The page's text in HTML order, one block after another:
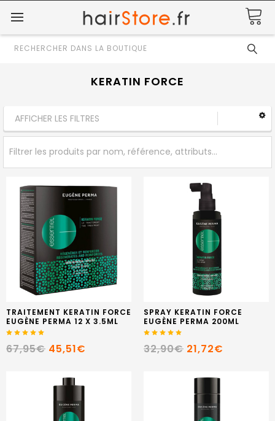
Rechercher
KERATIN FORCE
AFFICHER LES FILTRES
TRAITEMENT KERATIN FORCE
EUGÈNE PERMA 12 X 3.5ML
67,95€ 45,51€
SPRAY KERATIN FORCE
EUGÈNE PERMA 200ML
32,90€ 21,72€